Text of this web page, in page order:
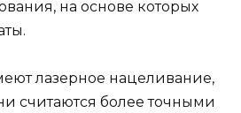
на основе которых
лазерное нацеливание,
считаются более точными